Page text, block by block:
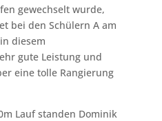
gewechselt wurde,
bei den Schülern A am
diesem
gute Leistung und
eine tolle Rangierung
Lauf standen Dominik